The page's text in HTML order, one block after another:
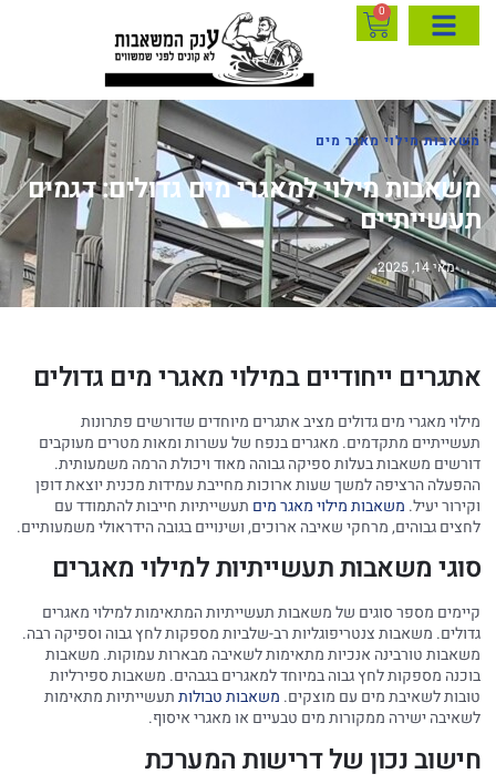
0
משאבות מילוי מאגר מים
משאבות מילוי למאגרי מים גדולים: דגמים
תעשייתיים
מאי 14, 2025
אתגרים ייחודיים במילוי מאגרי מים גדולים
מילוי מאגרי מים גדולים מציב אתגרים מיוחדים שדורשים פתרונות
תעשייתיים מתקדמים. מאגרים בנפח של עשרות ומאות מטרים מעוקבים
דורשים משאבות בעלות ספיקה גבוהה מאוד ויכולת הרמה משמעותית.
ההפעלה הרציפה למשך שעות ארוכות מחייבת עמידות מכנית יוצאת דופן
וקירור יעיל. משאבות מילוי מאגר מים תעשייתיות חייבות להתמודד עם
לחצים גבוהים, מרחקי שאיבה ארוכים, ושינויים בגובה הידראולי משמעותיים.
סוגי משאבות תעשייתיות למילוי מאגרים
קיימים מספר סוגים של משאבות תעשייתיות המתאימות למילוי מאגרים
גדולים. משאבות צנטריפוגליות רב-שלביות מספקות לחץ גבוה וספיקה רבה.
משאבות טורבינה אנכיות מתאימות לשאיבה מבארות עמוקות. משאבות
בוכנה מספקות לחץ גבוה במיוחד למאגרים בגבהים. משאבות ספירליות
טובות לשאיבת מים עם מוצקים. משאבות טבולותתעשייתיות מתאימות
לשאיבה ישירה ממקורות מים טבעיים או מאגרי איסוף.
חישוב נכון של דרישות המערכת